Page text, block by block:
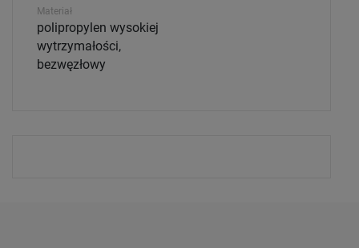
Materiał
polipropylen wysokiej
wytrzymałości,
bezwęzłowy